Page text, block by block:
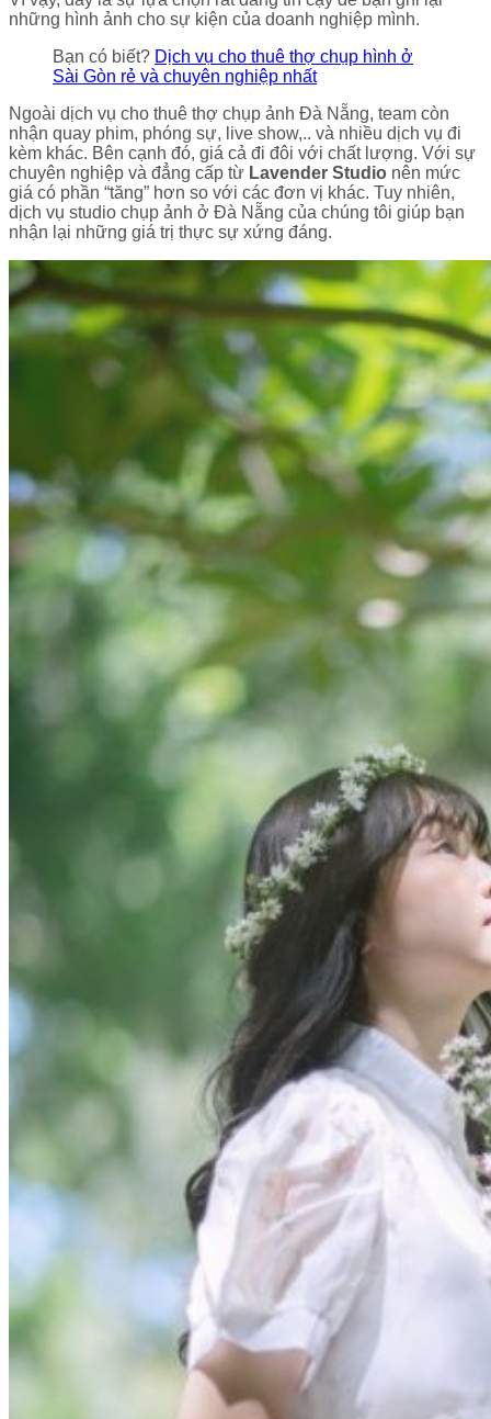
những hình ảnh cho sự kiện của doanh nghiệp mình.
Bạn có biết? Dịch vụ cho thuê thợ chụp hình ở
Sài Gòn rẻ và chuyên nghiệp nhất
Ngoài dịch vụ cho thuê thợ chụp ảnh Đà Nẵng, team còn
nhận quay phim, phóng sự, live show,.. và nhiều dịch vụ đi
kèm khác. Bên cạnh đó, giá cả đi đôi với chất lượng. Với sự
chuyên nghiệp và đẳng cấp từ Lavender Studio nên mức
giá có phần “tăng” hơn so với các đơn vị khác. Tuy nhiên,
dịch vụ studio chụp ảnh ở Đà Nẵng của chúng tôi giúp bạn
nhận lại những giá trị thực sự xứng đáng.